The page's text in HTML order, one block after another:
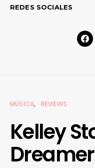
REDES SOCIALES
MÚSICA REVIEWS
Kelley